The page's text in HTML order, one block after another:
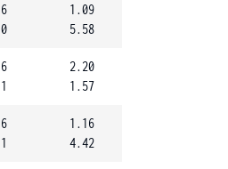
6
0
1.09
5.58
6
1
2.20
1.57
6
1
1.16
4.42